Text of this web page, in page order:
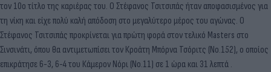
τον 10o τίτλο της καριέρας του. Ο Στέφανος Τσιτσιπάς ήταν αποφασισμένος για
τη νίκη και είχε πολύ καλή απόδοση στο μεγαλύτερο μέρος του αγώνας. Ο
Στέφανος Τσιτσιπάς προκρίνεται για πρώτη φορά στον τελικό Masters στο
Σινσινάτι, όπου θα αντιμετωπίσει τον Κροάτη Μπόρνα Τσόριτς (Νο.152), ο οποίος
επικράτησε 6-3, 6-4 του Κάμερον Νόρι (No.11) σε 1 ώρα και 31 λεπτά .